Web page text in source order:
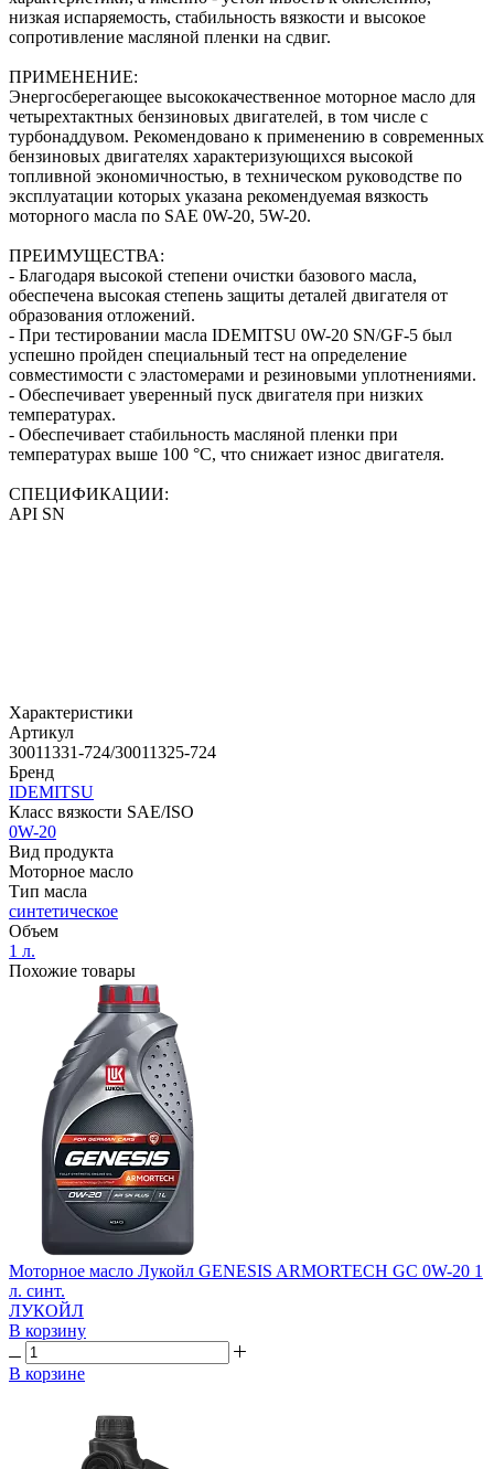
низкая испаряемость, стабильность вязкости и высокое
сопротивление масляной пленки на сдвиг.
ПРИМЕНЕНИЕ:
Энергосберегающее высококачественное моторное масло для
четырехтактных бензиновых двигателей, в том числе с
турбонаддувом. Рекомендовано к применению в современных
бензиновых двигателях характеризующихся высокой
топливной экономичностью, в техническом руководстве по
эксплуатации которых указана рекомендуемая вязкость
моторного масла по SAE 0W-20, 5W-20.
ПРЕИМУЩЕСТВА:
- Благодаря высокой степени очистки базового масла,
обеспечена высокая степень защиты деталей двигателя от
образования отложений.
- При тестировании масла IDEMITSU 0W-20 SN/GF-5 был
успешно пройден специальный тест на определение
совместимости с эластомерами и резиновыми уплотнениями.
- Обеспечивает уверенный пуск двигателя при низких
температурах.
- Обеспечивает стабильность масляной пленки при
температурах выше 100 °C, что снижает износ двигателя.
СПЕЦИФИКАЦИИ:
API SN
Характеристики
Артикул
30011331-724/30011325-724
Бренд
IDEMITSU
Класс вязкости SAE/ISO
0W-20
Вид продукта
Моторное масло
Тип масла
синтетическое
Объем
1 л.
Похожие товары
Моторное масло Лукойл GENESIS ARMORTECH GC 0W-20 1
л. синт.
ЛУКОЙЛ
В корзину
В корзине